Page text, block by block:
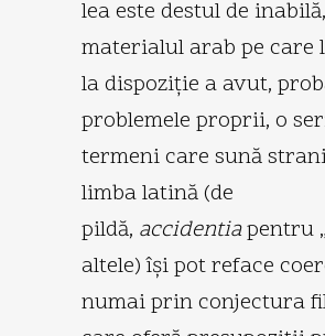
lea este destul de
materialul arab pe care
la dispoziţie a avut,
problemele proprii, o
termeni care sună
limba latină (de
pildă, accidentiapentru
altele) îşi pot reface
numai prin conjectura